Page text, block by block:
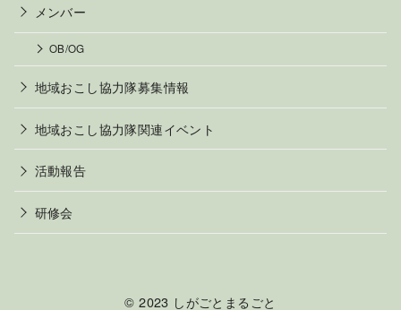
メンバー
OB/OG
地域おこし協力隊募集情報
地域おこし協力隊関連イベント
活動報告
研修会
© 2023 しがごとまるごと